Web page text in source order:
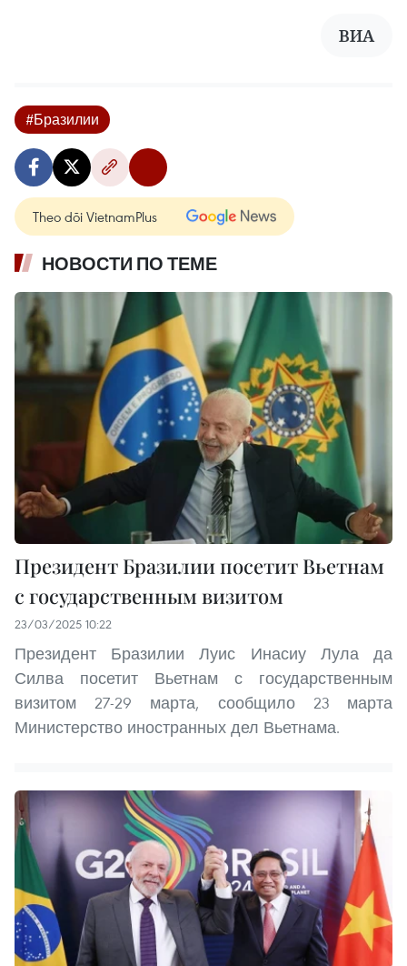
ВИА
#Бразилии
Theo dõi VietnamPlus
НОВОСТИ ПО ТЕМЕ
Президент Бразилии посетит Вьетнам
с государственным визитом
23/03/2025 10:22
Президент Бразилии Луис Инасиу Лула да
Силва посетит Вьетнам с государственным
визитом 27-29 марта, сообщило 23 марта
Министерство иностранных дел Вьетнама.